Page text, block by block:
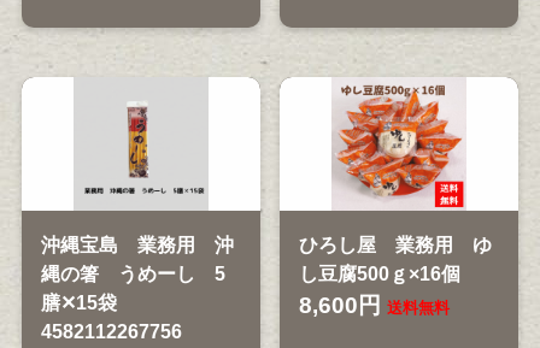
沖縄宝島 業務用 沖
縄の箸 うめーし 5
膳✕15袋
4582112267756
ひろし屋 業務用 ゆ
し豆腐500ｇ×16個
8,600円 送料無料